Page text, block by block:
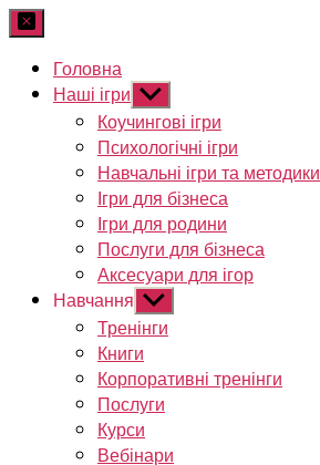
Головна
Наші ігри Показати
підменю
Коучингові ігри
Психологічні ігри
Навчальні ігри та методики
Ігри для бізнеса
Ігри для родини
Послуги для бізнеса
Аксесуари для ігор
Навчання Показати
підменю
Тренінги
Книги
Корпоративні тренінги
Послуги
Курси
Вебінари